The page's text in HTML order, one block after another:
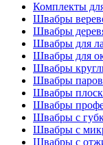
Комплекты
Швабры
Швабры
Швабры для
Швабры для
Швабры
Швабры
Швабры
Швабры
Швабры с
Швабры с
Швабры с